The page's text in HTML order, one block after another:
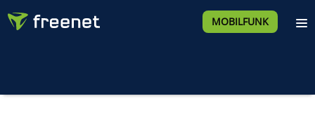
MOBILFUNK